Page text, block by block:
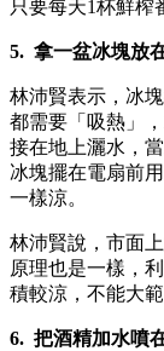
只要每天1杯鮮榨
5. 拿一盆冰塊放
林沛賢表示，冰
都需要「吸熱」
接在地上灑水，
冰塊擺在電扇前
一樣涼。
林沛賢說，市面
原理也是一樣，
積較涼，不能大
6. 把酒精加水噴